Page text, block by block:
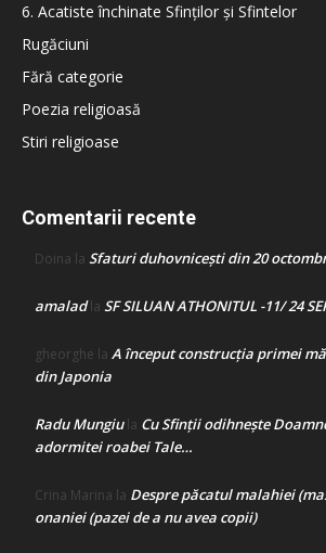
6. Acatiste închinate Sfinților și Sfintelor
Rugăciuni
Fără categorie
Poezia religioasă
Stiri religioase
Comentarii recente
Doina la Sfaturi duhovnicești din 20
amaladla SF SILUAN ATHONITUL -11/ 24
gheorghe la A început construcţia primei
din Japonia
Radu Mungiula Cu Sfinții odihnește
adormitei roabei Tale…
Crina Marina la Despre păcatul malahiei
onaniei (pazei de a nu avea copii)